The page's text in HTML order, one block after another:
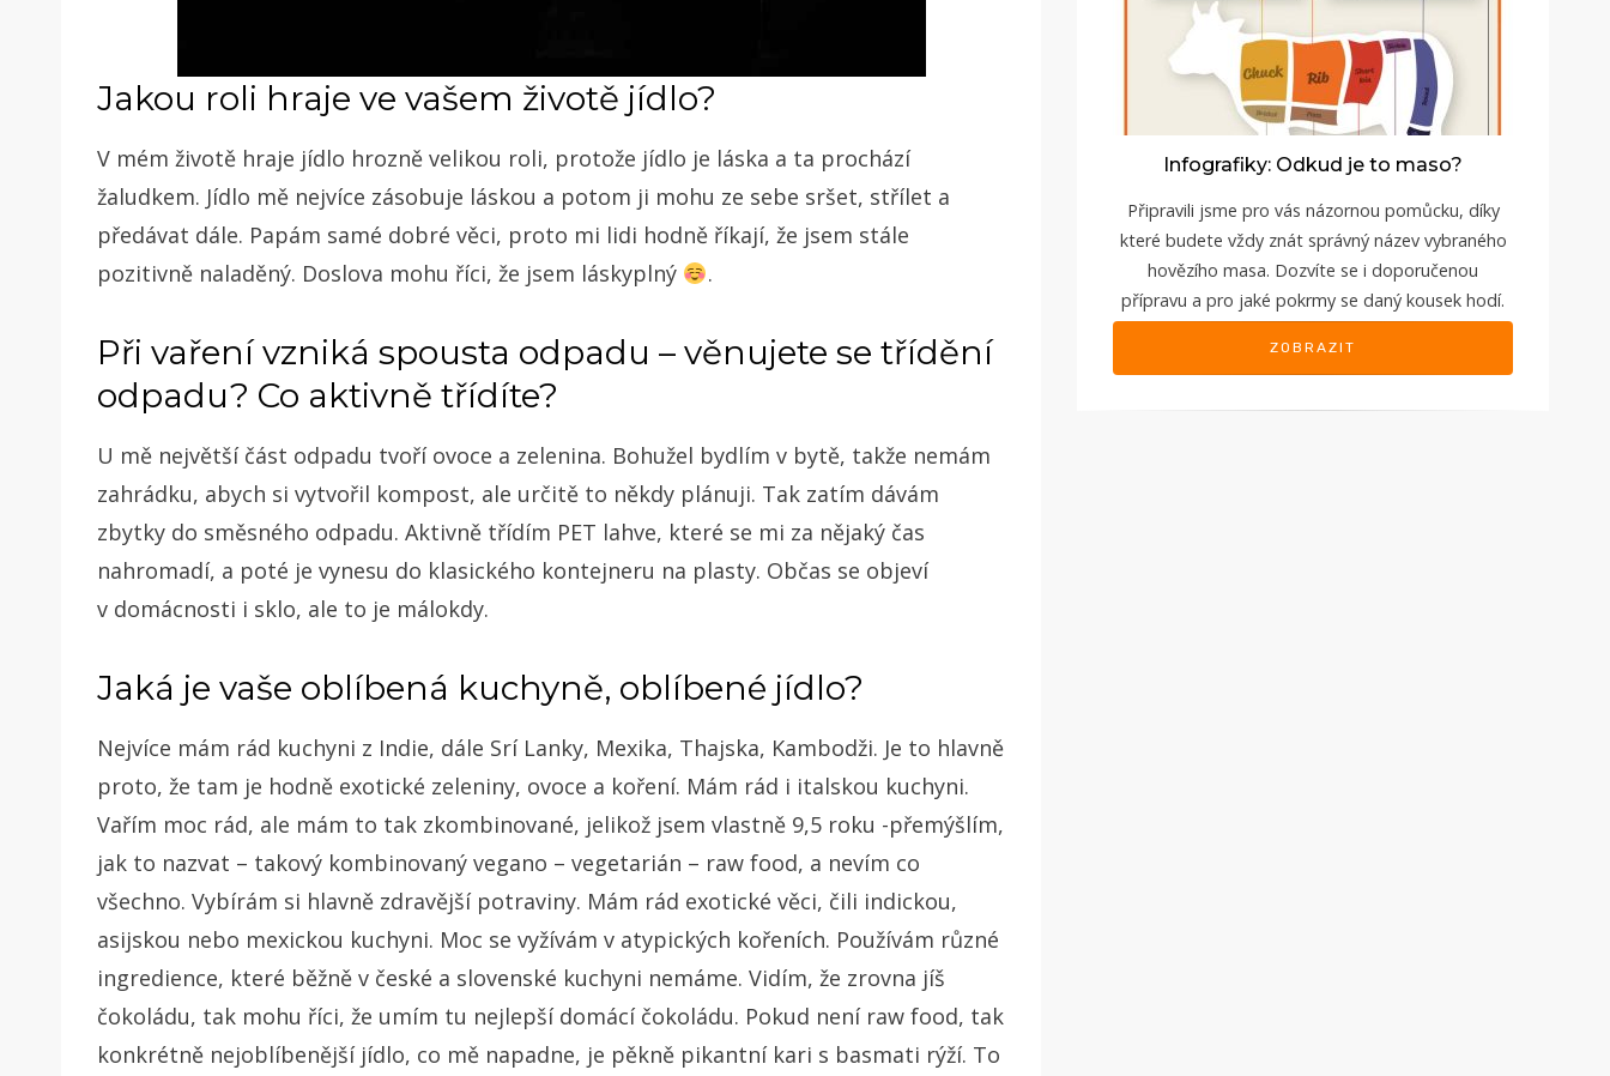
Jakou roli hraje ve vašem životě jídlo?
V mém životě hraje jídlo hrozně velikou roli, protože jídlo je láska a ta prochází
žaludkem. Jídlo mě nejvíce zásobuje láskou a potom ji mohu ze sebe sršet, střílet a
předávat dále. Papám samé dobré věci, proto mi lidi hodně říkají, že jsem stále
pozitivně naladěný. Doslova mohu říci, že jsem láskyplný
.
Při vaření vzniká spousta odpadu – věnujete se třídění
odpadu? Co aktivně třídíte?
U mě největší část odpadu tvoří ovoce a zelenina. Bohužel bydlím v bytě, takže nemám
zahrádku, abych si vytvořil kompost, ale určitě to někdy plánuji. Tak zatím dávám
zbytky do směsného odpadu. Aktivně třídím PET lahve, které se mi za nějaký čas
nahromadí, a poté je vynesu do klasického kontejneru na plasty. Občas se objeví
v domácnosti i sklo, ale to je málokdy.
Jaká je vaše oblíbená kuchyně, oblíbené jídlo?
Nejvíce mám rád kuchyni z Indie, dále Srí Lanky, Mexika, Thajska, Kambodži. Je to hlavně
proto, že tam je hodně exotické zeleniny, ovoce a koření. Mám rád i italskou kuchyni.
Vařím moc rád, ale mám to tak zkombinované, jelikož jsem vlastně 9,5 roku -přemýšlím,
jak to nazvat – takový kombinovaný vegano – vegetarián – raw food, a nevím co
všechno. Vybírám si hlavně zdravější potraviny. Mám rád exotické věci, čili indickou,
asijskou nebo mexickou kuchyni. Moc se vyžívám v atypických kořeních. Používám různé
ingredience, které běžně v české a slovenské kuchyni nemáme. Vidím, že zrovna jíš
čokoládu, tak mohu říci, že umím tu nejlepší domácí čokoládu. Pokud není raw food, tak
konkrétně nejoblíbenější jídlo, co mě napadne, je pěkně pikantní kari s basmati rýží. To
Infografiky: Odkud je to maso?
Připravili jsme pro vás názornou pomůcku, díky
které budete vždy znát správný název vybraného
hovězího masa. Dozvíte se i doporučenou
přípravu a pro jaké pokrmy se daný kousek hodí.
ZOBRAZIT